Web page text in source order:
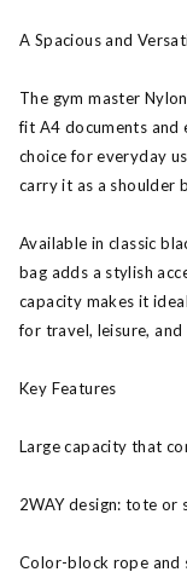
A Spacious and
The gym master
fit A4 documents and
choice for everyday
carry it as a shoulder
Available in classic
bag adds a stylish
capacity makes it
for travel, leisure,
Key Features
Large capacity that
2WAY design: tote or
Color-block rope and